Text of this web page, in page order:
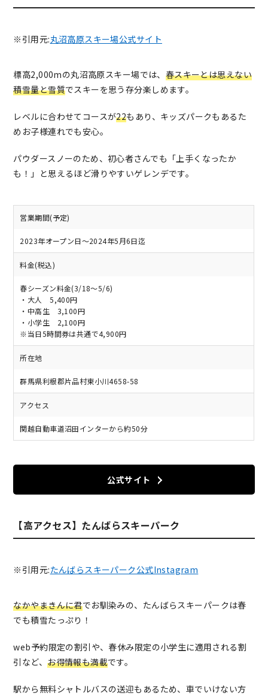
※引用元:丸沼高原スキー場公式サイト
標高2,000mの丸沼高原スキー場では、 春スキーとは思えない
積雪量と雪質でスキーを思う存分楽しめます。
レベルに合わせてコースが22もあり、キッズパークもあるた
めお子様連れでも安心。
パウダースノーのため、初心者さんでも「上手くなったか
も！」と思えるほど滑りやすいゲレンデです。
営業期間(予定)
2023年オープン日〜2024年5月6日迄
料金(税込)
春シーズン料金(3/18～5/6)
・大人 5,400円
・中高生 3,100円
・小学生 2,100円
※当日5時間券は共通で4,900円
所在地
群馬県利根郡片品村東小川4658-58
アクセス
関越自動車道沼田インターから約50分
公式サイト
【高アクセス】たんばらスキーパーク
※引用元:たんばらスキーパーク公式Instagram
なかやまきんに君でお馴染みの、たんばらスキーパークは春
でも積雪たっぷり！
web予約限定の割引や、春休み限定の小学生に適用される割
引など、お得情報も満載です。
駅から無料シャトルバスの送迎もあるため、車でいけない方